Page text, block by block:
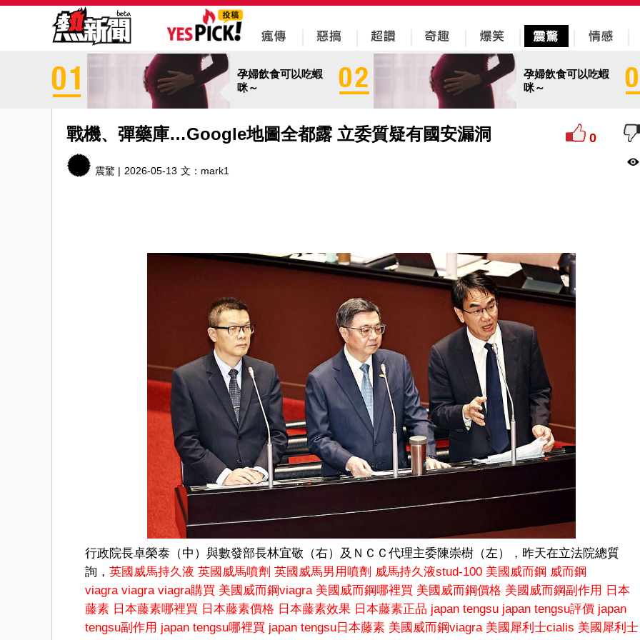
孕婦飲食可以吃蝦
咪～
孕婦飲食可以吃蝦
咪～
戰機、彈藥庫…Google地圖全都露 立委質疑有國安漏洞 0
震驚 | 2026-05-13 文： mark1
行政院長卓榮泰（中）與數發部長林宜敬（右）及ＮＣＣ代理主委陳崇樹（左），昨天在立法院總質
詢， 英國威馬持久液 英國威馬噴劑 英國威馬男用噴劑 威馬持久液stud-100 美國威而鋼 威而鋼
viagra viagra viagra購買 美國威而鋼viagra 美國威而鋼哪裡買 美國威而鋼價格 美國威而鋼副作用
日本
藤素 日本藤素哪裡買 日本藤素價格 日本藤素效果 日本藤素正品 japan tengsu japan tengsu評價 japan
tengsu副作用 japan tengsu哪裡買 japan tengsu日本藤素 美國威而鋼viagra 美國犀利士cialis 美國犀利士